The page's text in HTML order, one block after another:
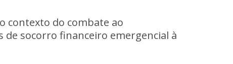
contexto do combate ao
socorro financeiro emergencial à